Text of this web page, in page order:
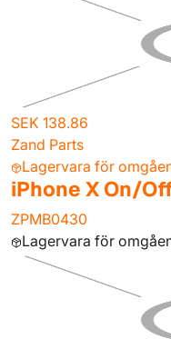
SEK 138.86
Zand Parts
Lagervara för
iPhone X On/
ZPMB0430
Lagervara för